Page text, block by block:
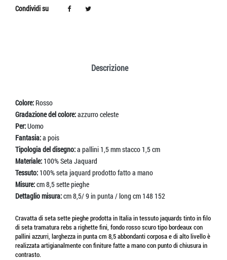
Condividi su
Descrizione
Colore: Rosso
Gradazione del colore:azzurro celeste
Per:Uomo
Fantasia:a pois
Tipologia del disegno:a pallini 1,5 mm stacco 1,5 cm
Materiale: 100% Seta Jaquard
Tessuto: 100% seta jaquard prodotto fatto a mano
Misure:cm 8,5 sette pieghe
Dettaglio misura:cm 8,5/ 9 in punta / long cm 148 152
Cravatta di seta sette pieghe prodotta in Italia in tessuto jaquards tinto in filo
di seta tramatura rebs a righette fini, fondo rosso scuro tipo bordeaux con
pallini azzurri, larghezza in punta cm 8,5 abbondanti corposa e di alto livello è
realizzata artigianalmente con finiture fatte a mano con punto di chiusura in
contrasto.